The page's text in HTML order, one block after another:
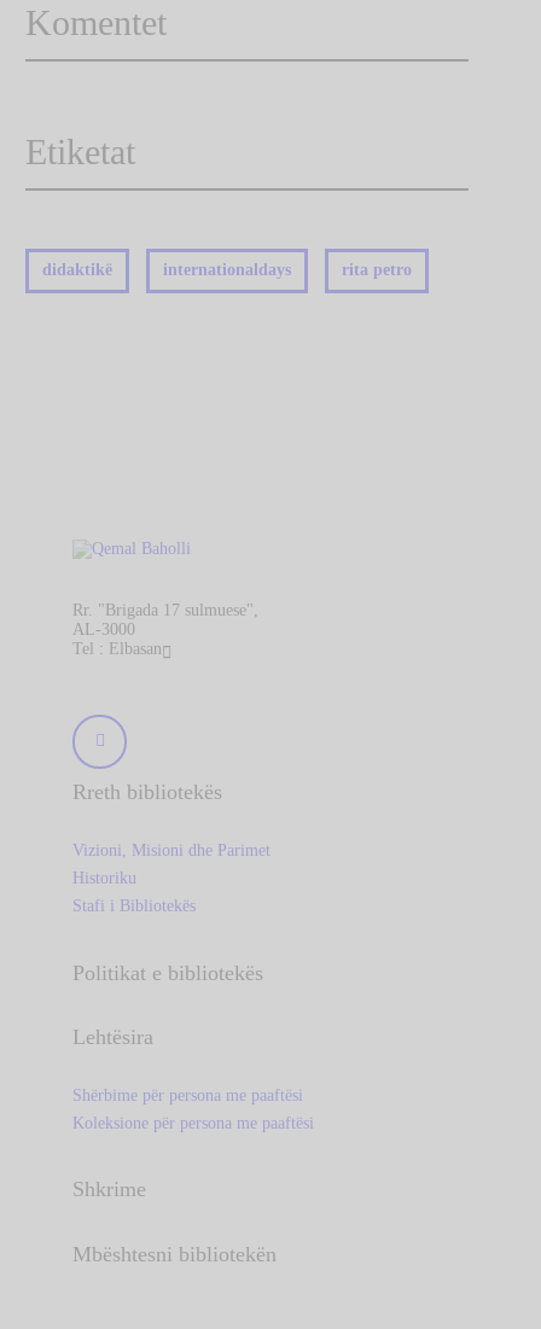
Komentet
Etiketat
didaktikë internationaldays rita petro
Rr. "Brigada 17 sulmuese",
AL-3000
Tel : Elbasan
Rreth bibliotekës
Vizioni, Misioni dhe Parimet
Historiku
Stafi i Bibliotekës
Politikat e bibliotekës
Lehtësira
Shërbime për persona me paaftësi
Koleksione për persona me paaftësi
Shkrime
Mbështesni bibliotekën